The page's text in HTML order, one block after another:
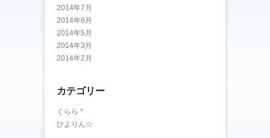
2014年7月
2014年6月
2014年5月
2014年3月
2014年2月
カテゴリー
くらら *
ひよりん☆